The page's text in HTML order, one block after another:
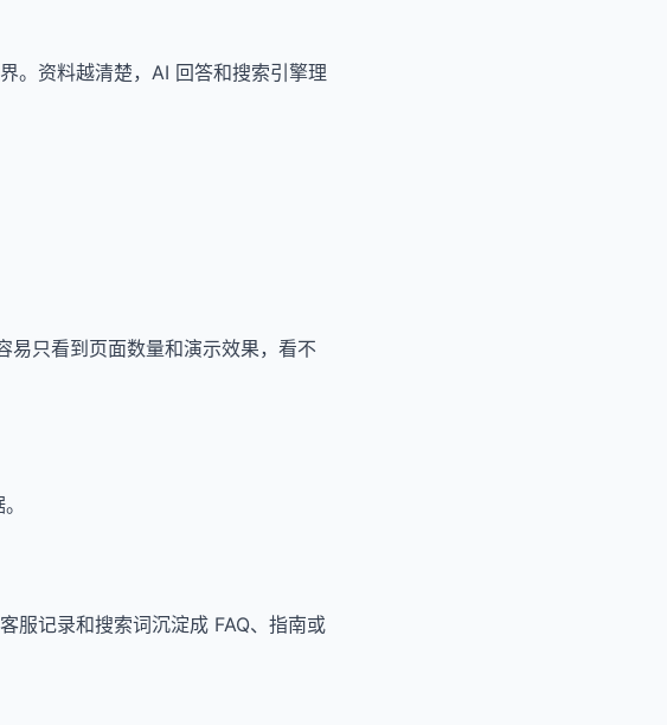
。资料越清楚，AI 回答和搜索引擎理
易只看到页面数量和演示效果，看不
服记录和搜索词沉淀成 FAQ、指南或